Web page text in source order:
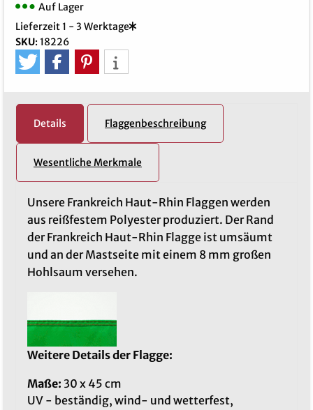
Auf Lager
Lieferzeit 1 - 3 Werktage
SKU: 18226
Details Flaggenbeschreibung
Wesentliche Merkmale
Unsere Frankreich Haut-Rhin Flaggen werden
aus reißfestem Polyester produziert. Der Rand
der Frankreich Haut-Rhin Flagge ist umsäumt
und an der Mastseite mit einem 8 mm großen
Hohlsaum versehen.
Weitere Details der Flagge:
Maße: 30 x 45 cm
UV - beständig, wind- und wetterfest,